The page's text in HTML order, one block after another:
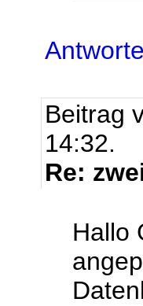
Beitrag
14:32.
Re:
Hallo